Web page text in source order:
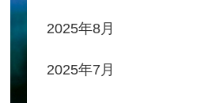
2025年8月
2025年7月